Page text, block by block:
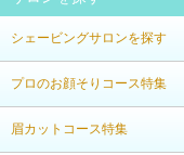
シェービングサロンを探す
プロのお顔そりコース特集
眉カットコース特集